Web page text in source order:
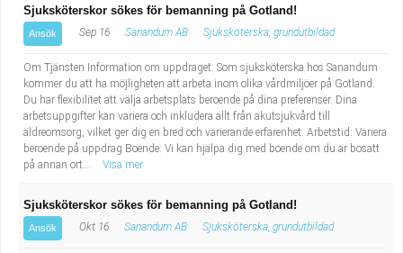
Sjuksköterskor sökes för bemanning på Gotland!
Ansök Sep 16 Sanandum AB Sjuksköterska, grundutbildad
Om Tjänsten Information om uppdraget: Som sjuksköterska hos Sanandum
kommer du att ha möjligheten att arbeta inom olika vårdmiljöer på Gotland.
Du har flexibilitet att välja arbetsplats beroende på dina preferenser. Dina
arbetsuppgifter kan variera och inkludera allt från akutsjukvård till
äldreomsorg, vilket ger dig en bred och varierande erfarenhet. Arbetstid: Variera
beroende på uppdrag Boende: Vi kan hjälpa dig med boende om du är bosatt
på annan ort...
Visa mer
Sjuksköterskor sökes för bemanning på Gotland!
Ansök Okt 16 Sanandum AB Sjuksköterska, grundutbildad